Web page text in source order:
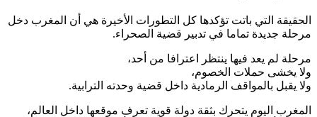
الحقيقة التي باتت تؤكدها كل التطورات الأخيرة هي أن المغرب دخل
مرحلة جديدة تماما في تدبير قضية الصحراء.
مرحلة لم يعد فيها ينتظر اعترافا من أحد،
ولا يخشى حملات الخصوم،
ولا يقبل بالمواقف الرمادية داخل قضية وحدته الترابية.
المغرب اليوم يتحرك بثقة دولة قوية تعرف موقعها داخل العالم،